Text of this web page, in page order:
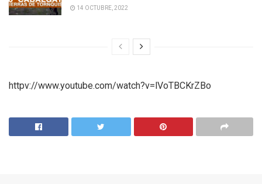
14 OCTUBRE, 2022
httpv://www.youtube.com/watch?v=lVoTBCKrZBo